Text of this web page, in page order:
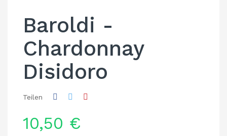
Baroldi -
Chardonnay
Disidoro
Teilen
10,50 €